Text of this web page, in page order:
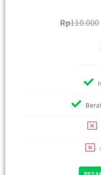
Rp110.000